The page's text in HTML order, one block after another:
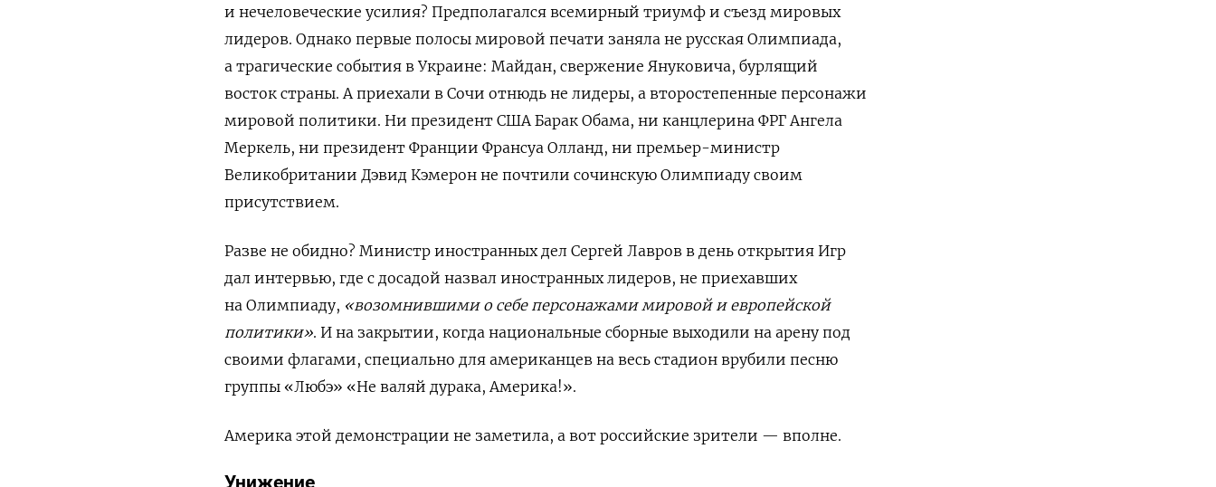
и нечеловеческие усилия? Предполагался всемирный триумф и съезд мировых
лидеров. Однако первые полосы мировой печати заняла не русская Олимпиада,
а трагические события в Украине: Майдан, свержение Януковича, бурлящий
восток страны. А приехали в Сочи отнюдь не лидеры, а второстепенные персонажи
мировой политики. Ни президент США Барак Обама, ни канцлерина ФРГ Ангела
Меркель, ни президент Франции Франсуа Олланд, ни премьер-министр
Великобритании Дэвид Кэмерон не почтили сочинскую Олимпиаду своим
присутствием.
Разве не обидно? Министр иностранных дел Сергей Лавров в день открытия Игр
дал интервью, где с досадой назвал иностранных лидеров, не приехавших
на Олимпиаду, «возомнившими о себе персонажами мировой и европейской
политики». И на закрытии, когда национальные сборные выходили на арену под
своими флагами, специально для американцев на весь стадион врубили песню
группы «Любэ» «Не валяй дурака, Америка!».
Америка этой демонстрации не заметила, а вот российские зрители — вполне.
Унижение